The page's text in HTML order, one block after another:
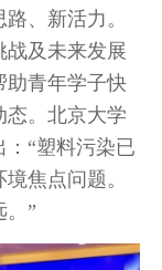
、新活力。
战及未来发展
助青年学子快
态。北京大学
“塑料污染已
焦点问题。
。”